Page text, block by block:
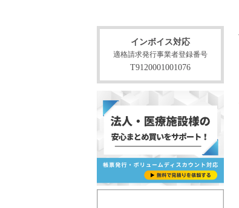
インボイス対応
適格請求発行事業者登録番号
T9120001001076